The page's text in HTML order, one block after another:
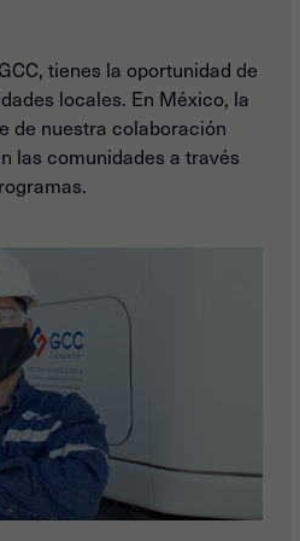
tienes la oportunidad de
locales. En México, la
de nuestra colaboración
las comunidades a través